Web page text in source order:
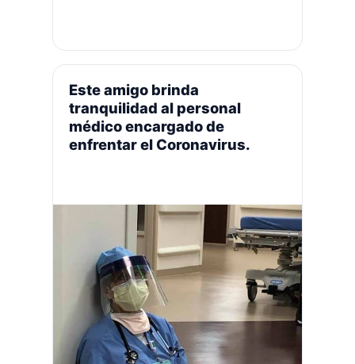
perro es más feliz y saludable cuando
hace un buen entrenamiento! ¡Pero
No te preocupes …
Leer más
Este amigo brinda
tranquilidad al personal
médico encargado de
enfrentar el Coronavirus.